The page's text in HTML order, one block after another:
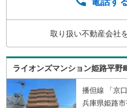
フォームプランナー
有事の際に迅速にサ
連携をとっているた
気軽にお問合せくだ
取り扱い不動産会社
ライオンズマンション姫路平野
播但線 「京
兵庫県姫路